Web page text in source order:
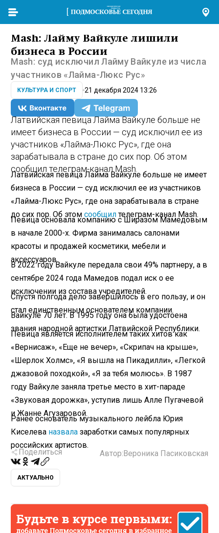
Mash: Лайму Вайкуле лишили
бизнеса в России
Mash: суд исключил Лайму Вайкуле из числа
участников «Лайма-Люкс Рус»
КУЛЬТУРА И СПОРТ 21 декабря 2024 13:26
Латвийская певица Лайма Вайкуле больше не
имеет бизнеса в России — суд исключил ее из
участников «Лайма-Люкс Рус», где она
зарабатывала в стране до сих пор. Об этом
сообщил телеграм-канал Mash.
Латвийская певица Лайма Вайкуле больше не имеет
бизнеса в России — суд исключил ее из участников
«Лайма-Люкс Рус», где она зарабатывала в стране
до сих пор. Об этомсообщилтелеграм-канал Mash.
Певица основала компанию с Ширазом Мамедовым
в начале 2000-х. Фирма занималась салонами
красоты и продажей косметики, мебели и
аксессуаров.
В 2022 году Вайкуле передала свои 49% партнеру, а в
сентябре 2024 года Мамедов подал иск о ее
исключении из состава учредителей.
Спустя полгода дело завершилось в его пользу, и он
стал единственным основателем компании.
Вайкуле 70 лет. В 1995 году она была удостоена
звания народной артистки Латвийской Республики.
Певица является исполнителем таких хитов как
«Вернисаж», «Еще не вечер», «Скрипач на крыше»,
«Шерлок Холмс», «Я вышла на Пикадилли», «Легкой
джазовой походкой», «Я за тебя молюсь». В 1987
году Вайкуле заняла третье место в хит-параде
«Звуковая дорожка», уступив лишь Алле Пугачевой
и Жанне Агузаровой.
Ранее основатель музыкального лейбла Юрия
Киселева назвала заработки самых популярных
российских артистов.
Поделиться Автор:Вероника Пасиковская
АКТУАЛЬНО